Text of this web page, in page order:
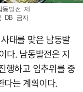
동발전 제
DB 금지
태를 맞은 남동발
다. 남동발전은 지
행하고 임추위를 중
다는 계획이다.